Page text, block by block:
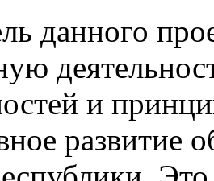
данного
и
развитие